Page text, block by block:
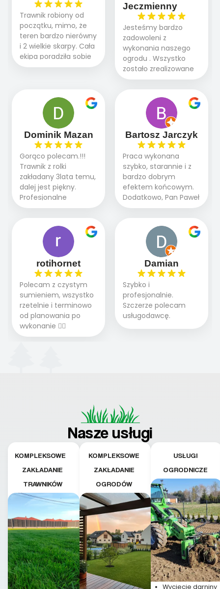
Trawnik robiony od
początku, mimo, że
teren bardzo nierówny
i 2 wielkie skarpy. Cała
ekipa poradziła sobie
WSPANIALE od
panowie wiedzą co
robią. Wszystko poszło
sprawnie i szybko.
Doradztwo w
pielęgnacji trawnika
teraz i na późniejszym
etapie jest dużym
plusem. Teraz razem
z dzieckiem i małym
pieskiem cieszymy się
pięknym trawnikiem :)
A trawa robi efekt
Jeczmienny
Jesteśmy bardzo
zadowoleni z
wykonania naszego
ogrodu . Wszystko
zostało zrealizowane
fachowo, rzetelnie i
oczekiwaniami. Prace
przebiegały sprawnie
dzięki temu,że firma
działa kompleksowo :
ogrodnictwo,nawodnienie,
brukarstwo.Efekt
końcowy przerósł
nasze oczekiwania.
Polecamy tę firmę
wszystkim , którzy
marzą o pięknym
Dominik Mazan
Gorąco polecam.!!!
Trawnik z rolki
zakładany 3lata temu,
dalej jest piękny.
Profesjonalne
podejście do pracy,
2 zlecenia na rolkę.
Polecam.
Bartosz Jarczyk
Praca wykonana
szybko, starannie i z
bardzo dobrym
efektem końcowym.
Dodatkowo, Pan Paweł
chętnie udziela porad
rotihornet
Polecam z czystym
sumieniem, wszystko
rzetelnie i terminowo
od planowania po
wykonanie 👍🏻
Damian
Szybko i
profesjonalnie.
Szczerze polecam
usługodawcę.
Nasze usługi
KOMPLEKSOWE
ZAKŁADANIE
TRAWNIKÓW
KOMPLEKSOWE
ZAKŁADANIE
OGRODÓW
USŁUGI
OGRODNICZE
Wycięcie darniny